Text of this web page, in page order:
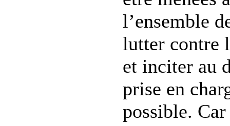
l’ensemble
lutter contre
et inciter au
prise en
possible.